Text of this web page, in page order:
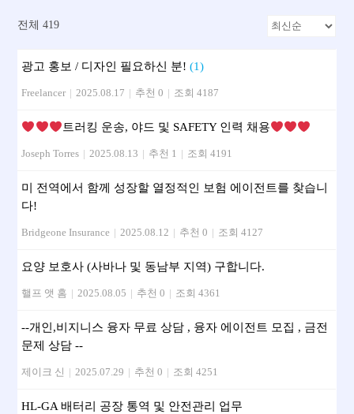
전체 419
광고 홍보 / 디자인 필요하신 분!(1)
Freelancer | 2025.08.17 | 추천 0 | 조회 4187
트러킹 운송, 야드 및 SAFETY 인력 채용
Joseph Torres | 2025.08.13 | 추천 1 | 조회 4191
미 전역에서 함께 성장할 열정적인 보험 에이전트를 찾습니
다!
Bridgeone Insurance | 2025.08.12 | 추천 0 | 조회 4127
요양 보호사 (사바나 및 동남부 지역) 구합니다.
핼프 앳 홈 | 2025.08.05 | 추천 0 | 조회 4361
--개인,비지니스 융자 무료 상담 , 융자 에이전트 모집 , 금전
문제 상담 --
제이크 신 | 2025.07.29 | 추천 0 | 조회 4251
HL-GA 배터리 공장 통역 및 안전관리 업무